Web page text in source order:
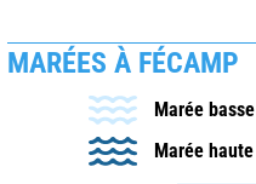
MARÉES À FÉCAMP
Marée basse
Marée haute